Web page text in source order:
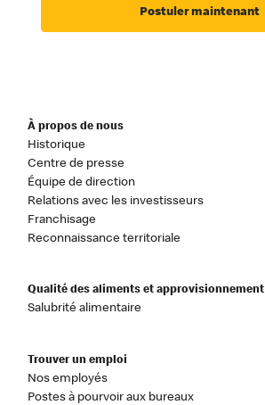
Postuler maintenant
À propos de nous
Historique
Centre de presse
Équipe de direction
Relations avec les investisseurs
Franchisage
Reconnaissance territoriale
Qualité des aliments et approvisionnement
Salubrité alimentaire
Trouver un emploi
Nos employés
Postes à pourvoir aux bureaux